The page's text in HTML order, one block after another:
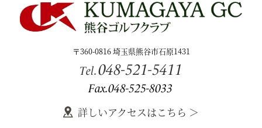
〒360-0816 埼玉県熊谷市石原1431
Tel.048-521-5411
Fax.048-525-8033
詳しいアクセスはこちら ＞